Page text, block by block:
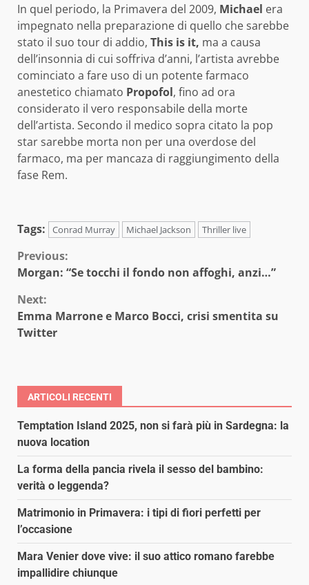
In quel periodo, la Primavera del 2009, Michael era
impegnato nella preparazione di quello che sarebbe
stato il suo tour di addio, This is it, ma a causa
dell’insonnia di cui soffriva d’anni, l’artista avrebbe
cominciato a fare uso di un potente farmaco
anestetico chiamato Propofol, fino ad ora
considerato il vero responsabile della morte
dell’artista. Secondo il medico sopra citato la pop
star sarebbe morta non per una overdose del
farmaco, ma per mancaza di raggiungimento della
fase Rem.
Tags: Conrad Murray Michael Jackson Thriller live
Continue
Reading
Previous:
Morgan: “Se tocchi il fondo non affoghi, anzi…”
Next:
Emma Marrone e Marco Bocci, crisi smentita su
Twitter
ARTICOLI RECENTI
Temptation Island 2025, non si farà più in Sardegna: la
nuova location
La forma della pancia rivela il sesso del bambino:
verità o leggenda?
Matrimonio in Primavera: i tipi di fiori perfetti per
l’occasione
Mara Venier dove vive: il suo attico romano farebbe
impallidire chiunque